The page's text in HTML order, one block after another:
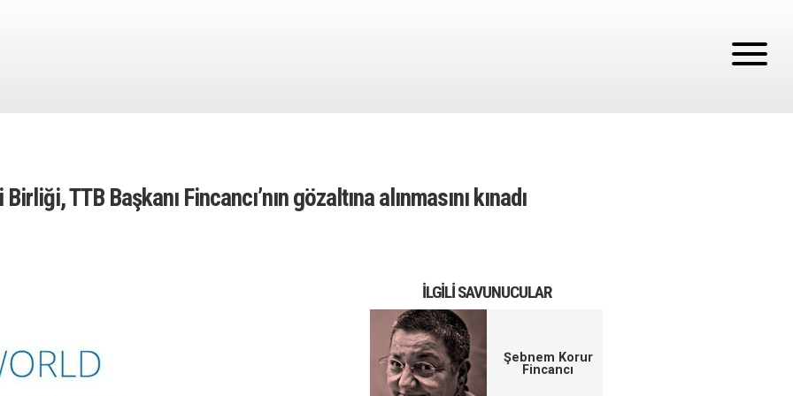
TTB Başkanı Fincancı’nın gözaltına alınmasını kınadı
İLGILI SAVUNUCULAR
Şebnem Korur
Fincancı